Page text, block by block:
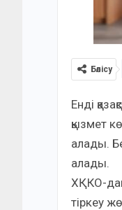
Бөлісу
Енді
қызмет
алады.
алады.
ХҚКО-дан
тіркеу